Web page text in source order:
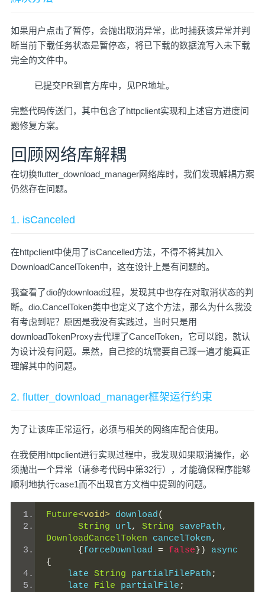
如果用户点击了暂停，会抛出取消异常，此时捕获该异常并判
断当前下载任务状态是暂停态，将已下载的数据流写入未下载
完全的文件中。
已提交PR到官方库中， 见PR地址。
完整代码传送门 ，其中包含了httpclient实现和上述官方进度问
题修复方案。
回顾网络库解耦
在切换flutter_download_manager网络库时，我们发现解耦方案
仍然存在问题。
1. isCanceled
在httpclient中使用了isCancelled方法，不得不将其加入
DownloadCancelToken中，这在设计上是有问题的。
我查看了dio的download过程，发现其中也存在对取消状态的判
断。dio.CancelToken类中也定义了这个方法，那么为什么我没
有考虑到呢？原因是我没有实践过，当时只是用
downloadTokenProxy去代理了CancelToken，它可以跑，就认
为设计没有问题。果然，自己挖的坑需要自己踩一遍才能真正
理解其中的问题。
2. flutter_download_manager框架运行约束
为了让该库正常运行，必须与相关的网络库配合使用。
在我使用httpclient进行实现过程中，我发现如果取消操作，必
须抛出一个异常（请参考代码中第32行），才能确保程序能够
顺利地执行case1而不出现官方文档中提到的问题。
Future<void> download(
String url, String savePath,
DownloadCancelToken cancelToken,
{ forceDownload = false })
{
    late
String partialFilePath ;
    late
File partialFile ;